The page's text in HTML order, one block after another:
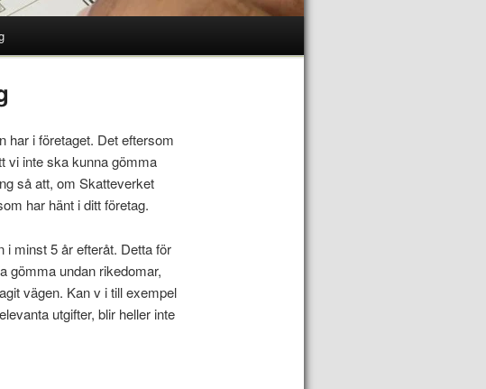
har i företaget. Det eftersom
vi inte ska kunna gömma
så att, om Skatteverket
har hänt i ditt företag.
i minst 5 år efteråt. Detta för
gömma undan rikedomar,
vägen. Kan v i till exempel
utgifter, blir heller inte